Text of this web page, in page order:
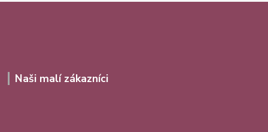
Naši malí zákazníci